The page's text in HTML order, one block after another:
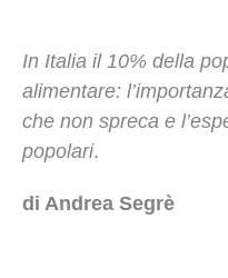
In Italia il 10% della
alimentare:
che non spreca e
popolari.
di Andrea Segrè